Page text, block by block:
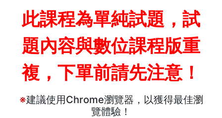
此課程為單純試題，試
題內容與數位課程版重
複，下單前請先注意！
※建議使用Chrome瀏覽器，以獲得最佳瀏
覽體驗！